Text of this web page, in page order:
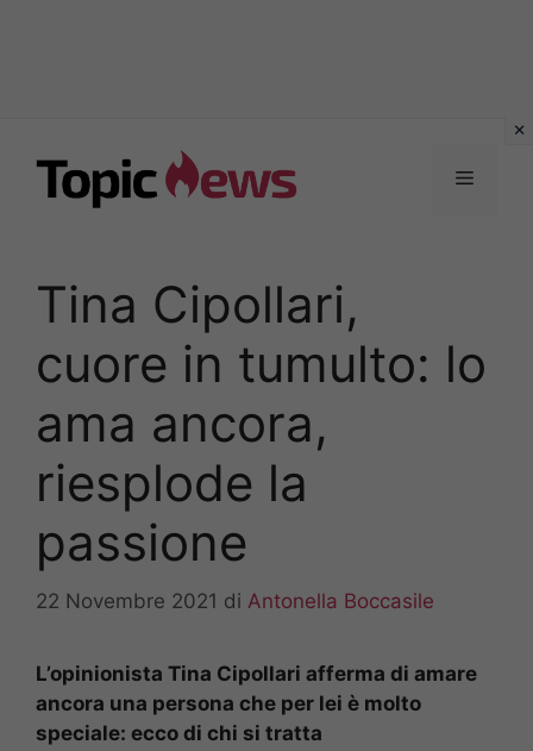
contenuto
Menu
Tina Cipollari,
cuore in tumulto: lo
ama ancora,
riesplode la
passione
22 Novembre 2021 di Antonella Boccasile
L’opinionista Tina Cipollari afferma di amare
ancora una persona che per lei è molto
speciale: ecco di chi si tratta